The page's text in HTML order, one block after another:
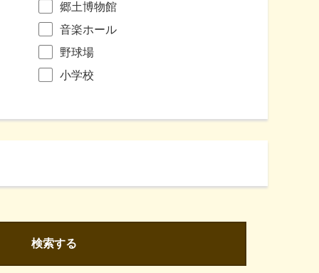
郷土博物館
音楽ホール
野球場
小学校
検索する